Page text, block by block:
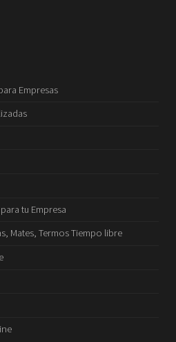
Empresas
tu Empresa
Mates, Termos Tiempo libre